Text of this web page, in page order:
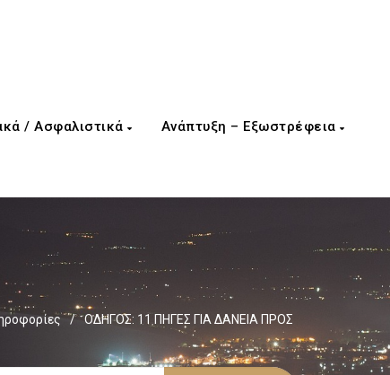
/ Ασφαλιστικά Ανάπτυξη – Εξωστρέφεια
/
ΟΔΗΓΟΣ: 11 ΠΗΓΕΣ ΓΙΑ ΔΑΝΕΙΑ ΠΡΟΣ